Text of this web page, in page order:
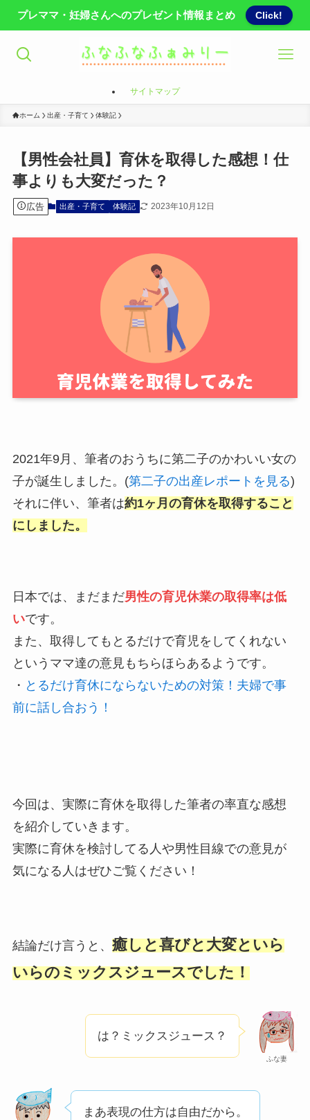
プレママ・妊婦さんへのプレゼント情報まとめ Click!
サイトマップ
ホーム 出産・子育て 体験記
【男性会社員】育休を取得した感想！仕
事よりも大変だった？
広告 出産・子育て 体験記 2023年10月12日
2021年9月、筆者のおうちに第二子のかわいい女の
子が誕生しました。(第二子の出産レポートを見る)
それに伴い、筆者は約1ヶ月の育休を取得すること
にしました。
日本では、まだまだ男性の育児休業の取得率は低
いです。
また、取得してもとるだけで育児をしてくれない
というママ達の意見もちらほらあるようです。
・ とるだけ育休にならないための対策！夫婦で事
前に話し合おう！
今回は、実際に育休を取得した筆者の率直な感想
を紹介していきます。
実際に育休を検討してる人や男性目線での意見が
気になる人はぜひご覧ください！
結論だけ言うと、 癒しと喜びと大変といら
いらのミックスジュースでした！
ふな妻
は？ミックスジュース？
まあ表現の仕方は自由だから。